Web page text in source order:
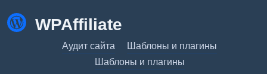
WPAffiliate
Аудит сайта
Шаблоны и плагины
Шаблоны и плагины